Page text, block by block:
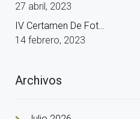
27 abril, 2023
IV Certamen De Fot…
14 febrero, 2023
Archivos